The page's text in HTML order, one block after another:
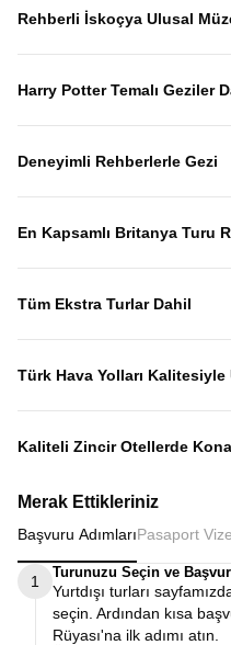
yapılan bu özel gezide,
Museum’u eserlerin
Rehberli İskoçya Ulusal
Uzman rehber anlatımı ve
ünlü kopya koyun Dolly
bilim ve tarih mirasını net
Harry Potter Temalı Geziler
Harry Potter’a ilham veren
Greyfriars Kirkyard ve
Deneyimli Rehberlerle Gezi
Yıllardır bu tur rotasını
rehberler eşliğinde
En Kapsamlı Britanya Turu
İngiltere, İskoçya, Galler ve
kapsayan bu özenle
Tüm Ekstra Turlar Dahil
Yola çıktığınızda sürpriz
Ekstra tur ücreti alınmaz;
Türk Hava Yolları Kalitesiyle
Dünyanın en iyi
Yolları’nın konforu ve
Kaliteli Zincir Otellerde
kalınırken, Avrupa
otellerde konaklayarak
Merak Ettikleriniz
Başvuru AdımlarıPasaport Vize
1
Turunuzu Seçin ve
Yurtdışı turları
seçin. Ardından kısa
Rüyası'na ilk adımı atın.